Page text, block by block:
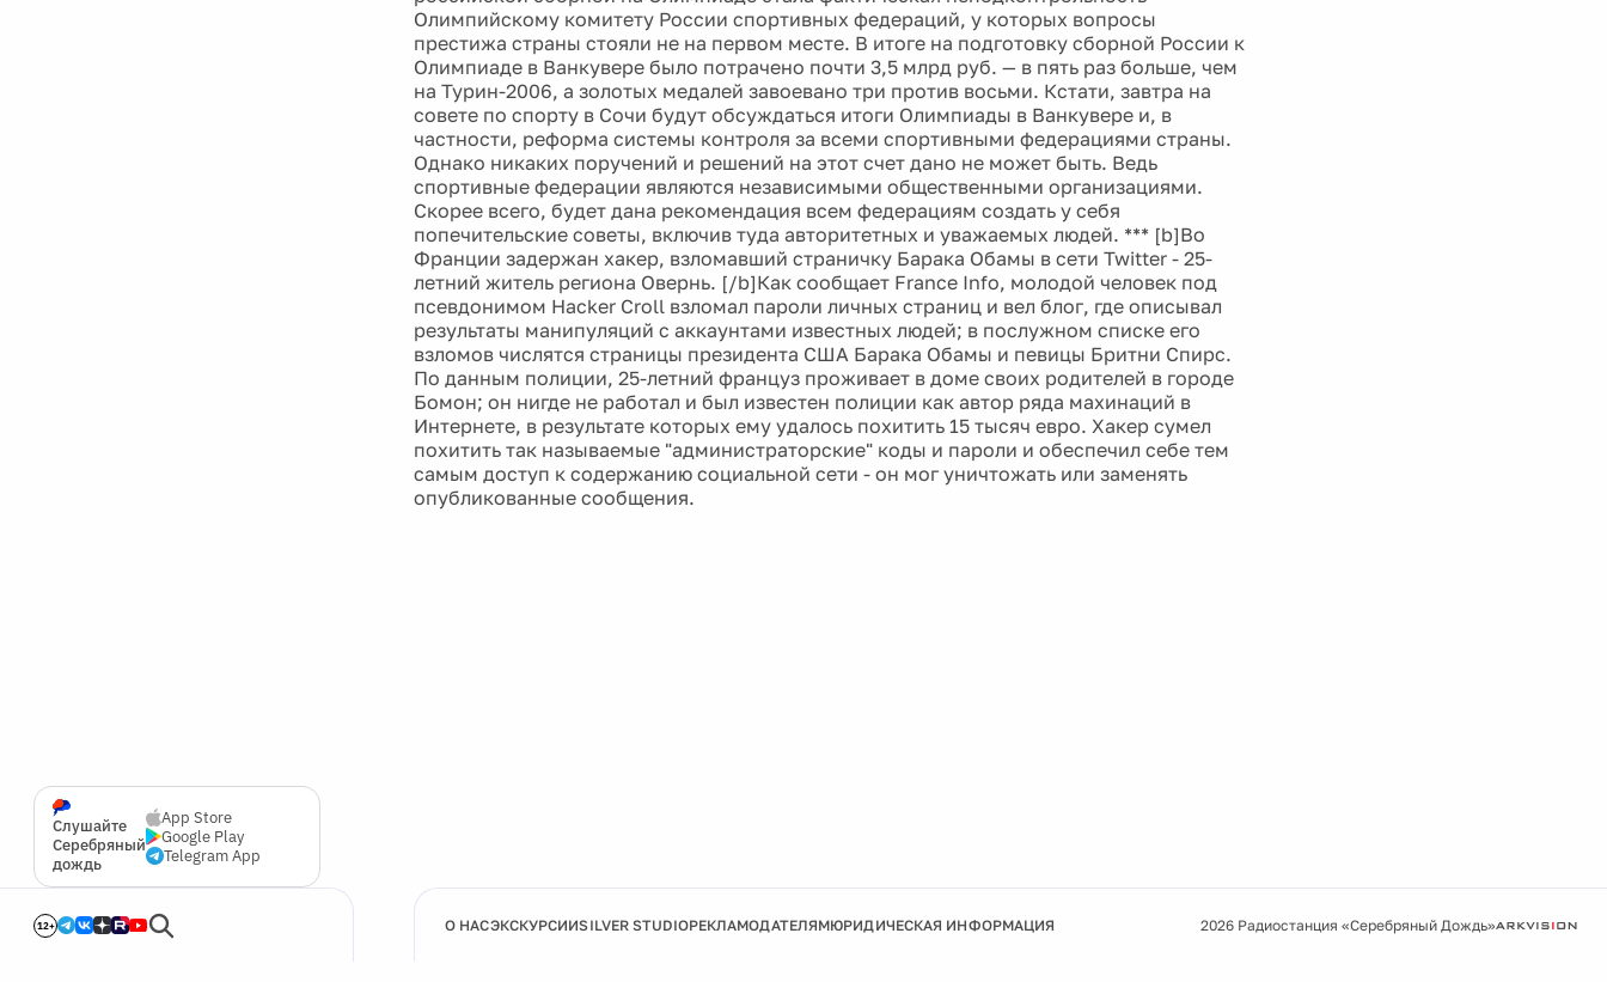
Слушайте
Серебряный
дождь
App Store
Google Play
Telegram App
12+
Олимпийскому комитету России спортивных федераций, у которых вопросы
престижа страны стояли не на первом месте. В итоге на подготовку сборной России к
Олимпиаде в Ванкувере было потрачено почти 3,5 млрд руб. — в пять раз больше, чем
на Турин-2006, а золотых медалей завоевано три против восьми. Кстати, завтра на
совете по спорту в Сочи будут обсуждаться итоги Олимпиады в Ванкувере и, в
частности, реформа системы контроля за всеми спортивными федерациями страны.
Однако никаких поручений и решений на этот счет дано не может быть. Ведь
спортивные федерации являются независимыми общественными организациями.
Скорее всего, будет дана рекомендация всем федерациям создать у себя
попечительские советы, включив туда авторитетных и уважаемых людей. *** [b]Во
Франции задержан хакер, взломавший страничку Барака Обамы в сети Twitter - 25-
летний житель региона Овернь. [/b]Как сообщает France Info, молодой человек под
псевдонимом Hacker Croll взломал пароли личных страниц и вел блог, где описывал
результаты манипуляций с аккаунтами известных людей; в послужном списке его
взломов числятся страницы президента США Барака Обамы и певицы Бритни Спирс.
По данным полиции, 25-летний француз проживает в доме своих родителей в городе
Бомон; он нигде не работал и был известен полиции как автор ряда махинаций в
Интернете, в результате которых ему удалось похитить 15 тысяч евро. Хакер сумел
похитить так называемые "администраторские" коды и пароли и обеспечил себе тем
самым доступ к содержанию социальной сети - он мог уничтожать или заменять
опубликованные сообщения.
О НАСЭКСКУРСИИSILVER STUDIOРЕКЛАМОДАТЕЛЯМЮРИДИЧЕСКАЯ ИНФОРМАЦИЯ 2026 Радиостанция «Серебряный Дождь»